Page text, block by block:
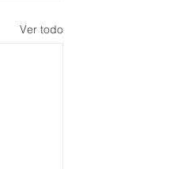
Ver todo